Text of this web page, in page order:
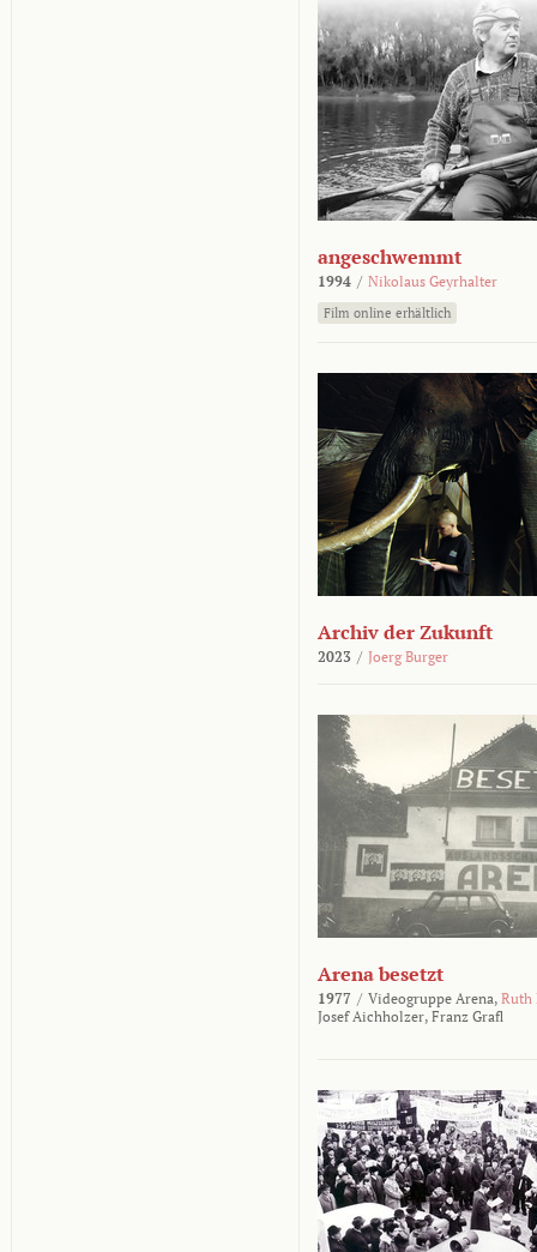
angeschwemmt
1994 / Nikolaus Geyrhalter
Film online erhältlich
Archiv der Zukunft
2023 / Joerg Burger
Arena besetzt
1977 / Videogruppe Arena, Ruth
Josef Aichholzer, Franz Grafl